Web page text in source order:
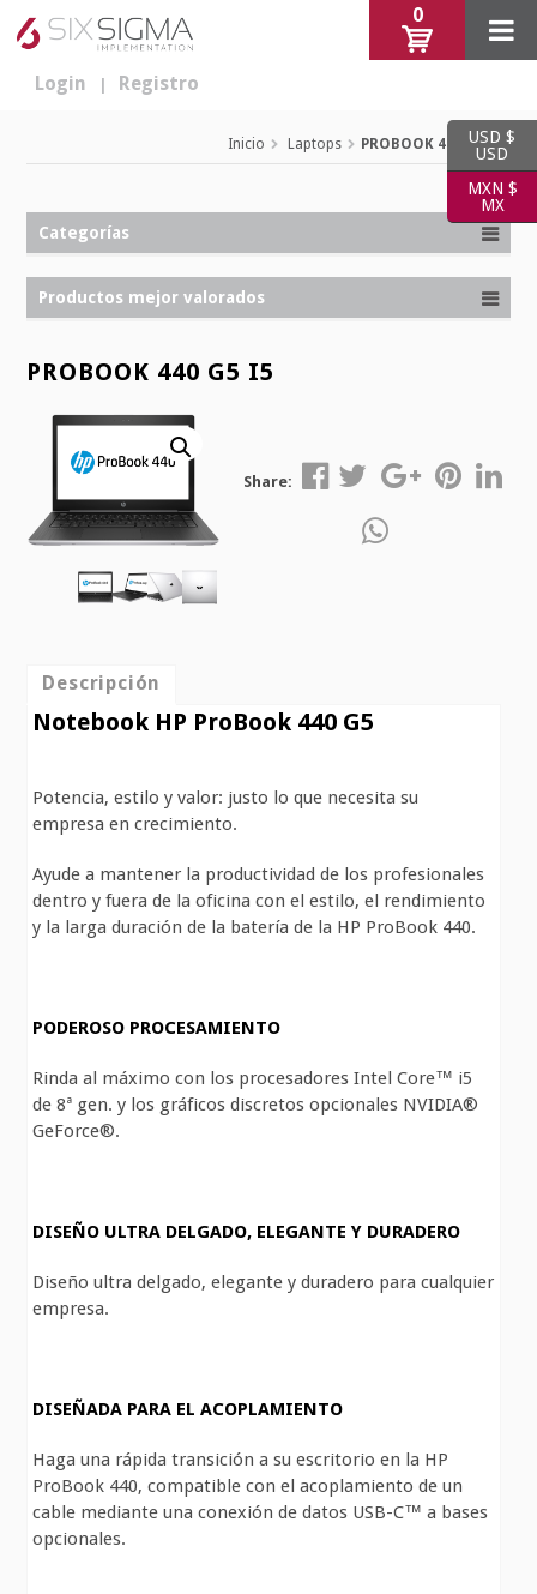
0
Login Registro
Inicio Laptops PROBOOK 440 G5 I5
Categorías
Productos mejor valorados
PROBOOK 440 G5 I5
Share:
Descripción
Notebook HP ProBook 440 G5
Potencia, estilo y valor: justo lo que necesita su
empresa en crecimiento.
Ayude a mantener la productividad de los profesionales
dentro y fuera de la oficina con el estilo, el rendimiento
y la larga duración de la batería de la HP ProBook 440.
PODEROSO PROCESAMIENTO
Rinda al máximo con los procesadores Intel Core™ i5
de 8ª gen. y los gráficos discretos opcionales NVIDIA®
GeForce®.
DISEÑO ULTRA DELGADO, ELEGANTE Y DURADERO
Diseño ultra delgado, elegante y duradero para cualquier
empresa.
DISEÑADA PARA EL ACOPLAMIENTO
Haga una rápida transición a su escritorio en la HP
ProBook 440, compatible con el acoplamiento de un
cable mediante una conexión de datos USB-C™ a bases
opcionales.
USD $
USD
MXN $
MX